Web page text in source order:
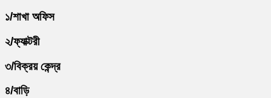
১/শাখা অফিস
২/ফ্যাক্টরী
৩/বিক্রয় কেন্দ্র
৪/বাড়ি